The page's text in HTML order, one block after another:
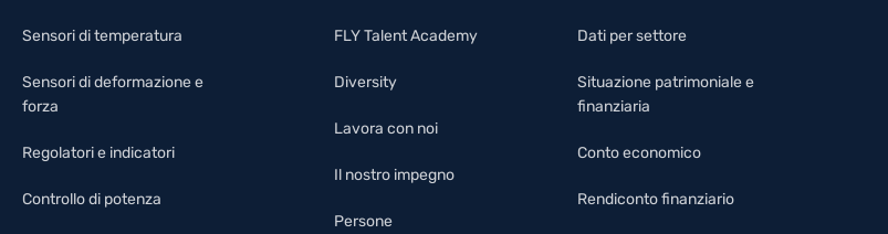
Sensori di temperatura
Sensori di deformazione e
forza
Regolatori e indicatori
Controllo di potenza
FLY Talent Academy
Diversity
Lavora con noi
Il nostro impegno
Persone
Dati per settore
Situazione patrimoniale e
finanziaria
Conto economico
Rendiconto finanziario